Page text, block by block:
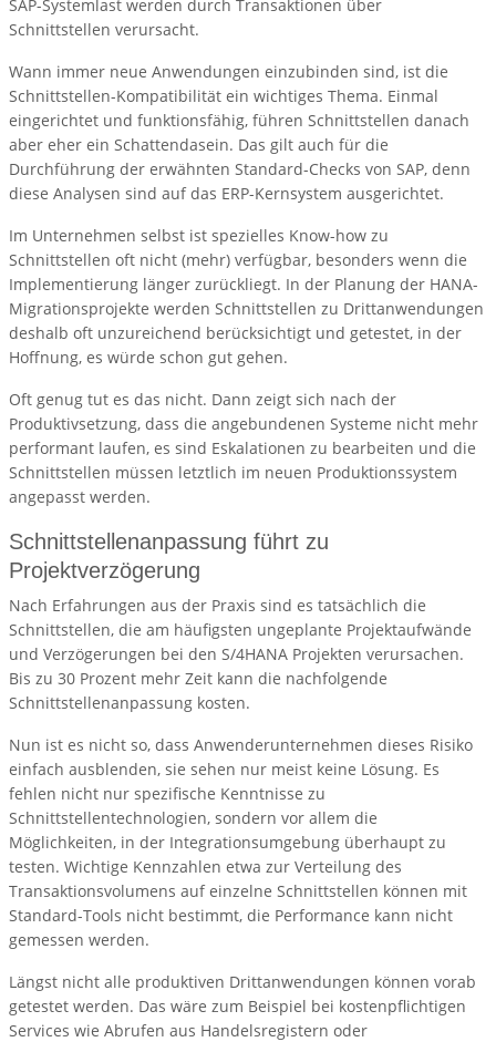
SAP-Systemlast werden durch Transaktionen über
Schnittstellen verursacht.
Wann immer neue Anwendungen einzubinden sind, ist die
Schnittstellen-Kompatibilität ein wichtiges Thema. Einmal
eingerichtet und funktionsfähig, führen Schnittstellen danach
aber eher ein Schattendasein. Das gilt auch für die
Durchführung der erwähnten Standard-Checks von SAP, denn
diese Analysen sind auf das ERP-Kernsystem ausgerichtet.
Im Unternehmen selbst ist spezielles Know-how zu
Schnittstellen oft nicht (mehr) verfügbar, besonders wenn die
Implementierung länger zurückliegt. In der Planung der HANA-
Migrationsprojekte werden Schnittstellen zu Drittanwendungen
deshalb oft unzureichend berücksichtigt und getestet, in der
Hoffnung, es würde schon gut gehen.
Oft genug tut es das nicht. Dann zeigt sich nach der
Produktivsetzung, dass die angebundenen Systeme nicht mehr
performant laufen, es sind Eskalationen zu bearbeiten und die
Schnittstellen müssen letztlich im neuen Produktionssystem
angepasst werden.
Schnittstellenanpassung führt zu
Projektverzögerung
Nach Erfahrungen aus der Praxis sind es tatsächlich die
Schnittstellen, die am häufigsten ungeplante Projektaufwände
und Verzögerungen bei den S/4HANA Projekten verursachen.
Bis zu 30 Prozent mehr Zeit kann die nachfolgende
Schnittstellenanpassung kosten.
Nun ist es nicht so, dass Anwenderunternehmen dieses Risiko
einfach ausblenden, sie sehen nur meist keine Lösung. Es
fehlen nicht nur spezifische Kenntnisse zu
Schnittstellentechnologien, sondern vor allem die
Möglichkeiten, in der Integrationsumgebung überhaupt zu
testen. Wichtige Kennzahlen etwa zur Verteilung des
Transaktionsvolumens auf einzelne Schnittstellen können mit
Standard-Tools nicht bestimmt, die Performance kann nicht
gemessen werden.
Längst nicht alle produktiven Drittanwendungen können vorab
getestet werden. Das wäre zum Beispiel bei kostenpflichtigen
Services wie Abrufen aus Handelsregistern oder